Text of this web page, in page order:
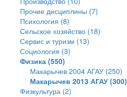
Прочие дисциплины (7)
Психология (8)
Сельское хозяйство (18)
Сервис и туризм (13)
Социология (3)
Физика (550)
Макарычев 2004 АГАУ (250)
Макарычев 2013 АГАУ (300)
Физкультура (2)